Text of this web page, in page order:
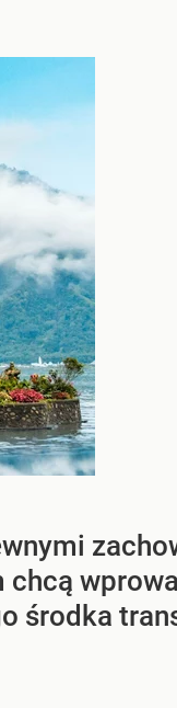
chcą
środka